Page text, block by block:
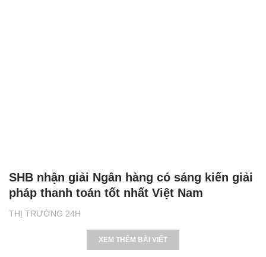
THỊ TRƯỜNG 24H
SHB nhận giải Ngân hàng có sáng kiến giải
pháp thanh toán tốt nhất Việt Nam
XEM THÊM BÀI VIẾT